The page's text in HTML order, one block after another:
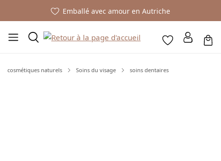
Emballé avec amour en Autriche
cosmétiques naturels Soins du visage soins dentaires